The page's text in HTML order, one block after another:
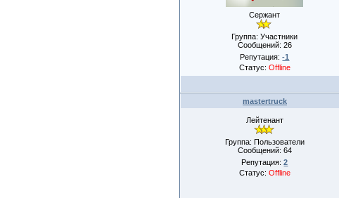
Сержант
Группа: Участники
Сообщений: 26
Репутация:-1
Статус: Offline
mastertruck
Лейтенант
Группа: Пользователи
Сообщений: 64
Репутация:2
Статус: Offline